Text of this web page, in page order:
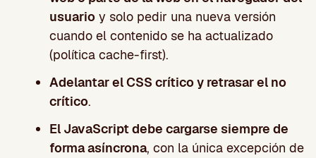
usuario y solo pedir una nueva versión
cuando el contenido se ha actualizado
(política cache-first).
Adelantar el CSS crítico y retrasar el no
crítico.
El JavaScript debe cargarse siempre de
forma asíncrona, con la única excepción de